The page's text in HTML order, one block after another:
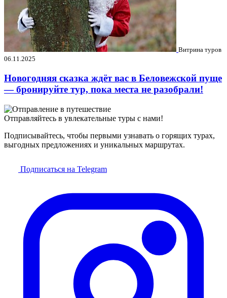
Витрина туров
06.11.2025
Новогодняя сказка ждёт вас в Беловежской пуще
— бронируйте тур, пока места не разобрали!
Отправляйтесь в увлекательные туры с нами!
Подписывайтесь, чтобы первыми узнавать о горящих турах,
выгодных предложениях и уникальных маршрутах.
Подписаться на Telegram